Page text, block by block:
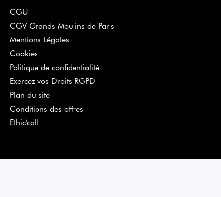
CGU
CGV Grands Moulins de Paris
Mentions Légales
Cookies
Politique de confidentialité
Exercez vos Droits RGPD
Plan du site
Conditions des offres
Ethic'call